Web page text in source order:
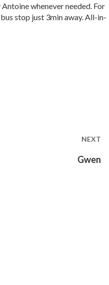
whenever needed. For
stop just 3min away. All-in-
NEXT
Gwen